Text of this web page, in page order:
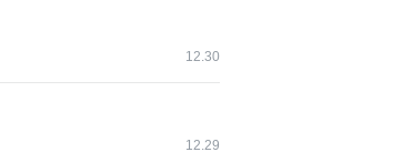
12.30
12.29